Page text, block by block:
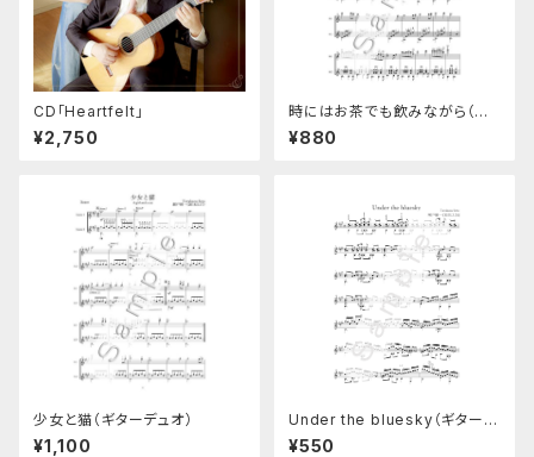
CD「Heartfelt」
¥2,750
時にはお茶でも飲みながら（ギ
ターデュオ楽譜）
¥880
少女と猫（ギターデュオ）
¥1,100
Under the bluesky（ギターソ
ロ楽譜）
¥550